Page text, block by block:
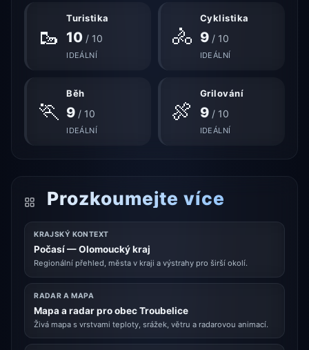
🥾
Turistika
10 / 10
IDEÁLNÍ
🚴
Cyklistika
9/ 10
IDEÁLNÍ
🏃
Běh
9 / 10
IDEÁLNÍ
🍖
Grilování
9/ 10
IDEÁLNÍ
Prozkoumejte více
KRAJSKÝ KONTEXT
Počasí — Olomoucký kraj
Regionální přehled, města v kraji a výstrahy pro širší okolí.
RADAR A MAPA
Mapa a radar pro obec Troubelice
Živá mapa s vrstvami teploty, srážek, větru a radarovou animací.